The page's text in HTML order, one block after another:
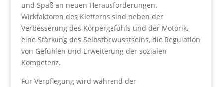
und Spaß an neuen Herausforderungen.
Wirkfaktoren des Kletterns sind neben der
Verbesserung des Körpergefühls und der Motorik,
eine Stärkung des Selbstbewusstseins, die Regulation
von Gefühlen und Erweiterung der sozialen
Kompetenz.
Für Verpflegung wird während der